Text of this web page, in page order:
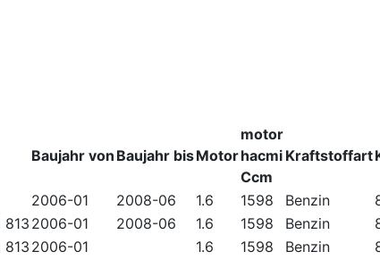
Baujahr von Baujahr bisMotor
motor
hacmi
Ccm
Kraftstoffart
2006-01 2008-06 1.6 1598 Benzin
8132006-01 2008-06 1.6 1598 Benzin
8132006-01 1.6 1598 Benzin